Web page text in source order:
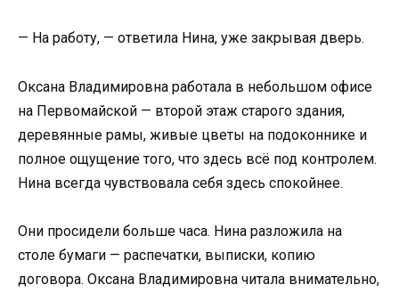
— На работу, — ответила Нина, уже закрывая дверь.
Оксана Владимировна работала в небольшом офисе
на Первомайской — второй этаж старого здания,
деревянные рамы, живые цветы на подоконнике и
полное ощущение того, что здесь всё под контролем.
Нина всегда чувствовала себя здесь спокойнее.
Они просидели больше часа. Нина разложила на
столе бумаги — распечатки, выписки, копию
договора. Оксана Владимировна читала внимательно,